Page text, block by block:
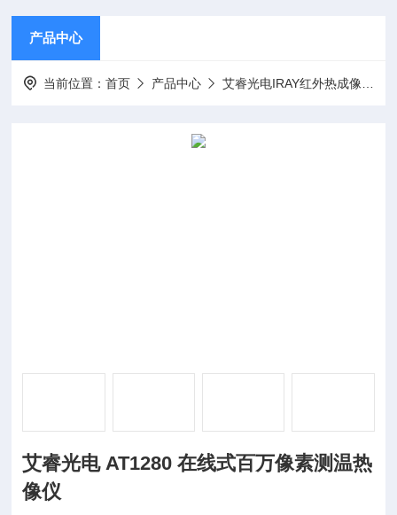
产品中心
当前位置：首页 产品中心 艾睿光电IRAY红外热成像仪
艾睿光电 AT1280 在线式百万像素测温热
像仪